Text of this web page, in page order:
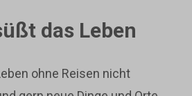
das Leben
ohne Reisen nicht